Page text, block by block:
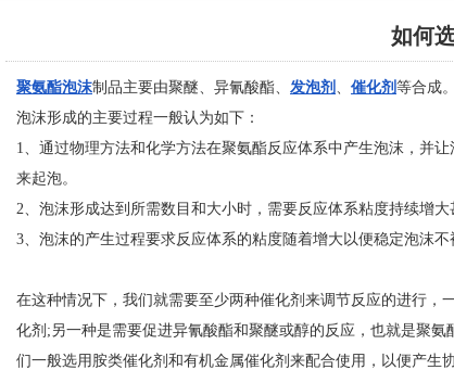
如何
聚氨酯泡沫制品主要由聚醚、异氰酸酯、 发泡剂 、 催化剂 等合成。
泡沫形成的主要过程一般认为如下：
1、通过物理方法和化学方法在聚氨酯反应体系中产生泡沫，并
来起泡。
2、泡沫形成达到所需数目和大小时，需要反应体系粘度持续增
3、泡沫的产生过程要求反应体系的粘度随着增大以便稳定泡沫不
在这种情况下，我们就需要至少两种催化剂来调节反应的进行
化剂;另一种是需要促进异氰酸酯和聚醚或醇的反应，也就是聚
们一般选用胺类催化剂和有机金属催化剂来配合使用，以便产